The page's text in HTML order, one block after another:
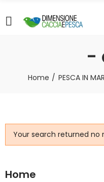
-
Home PESCA IN
Your search returned no
Home